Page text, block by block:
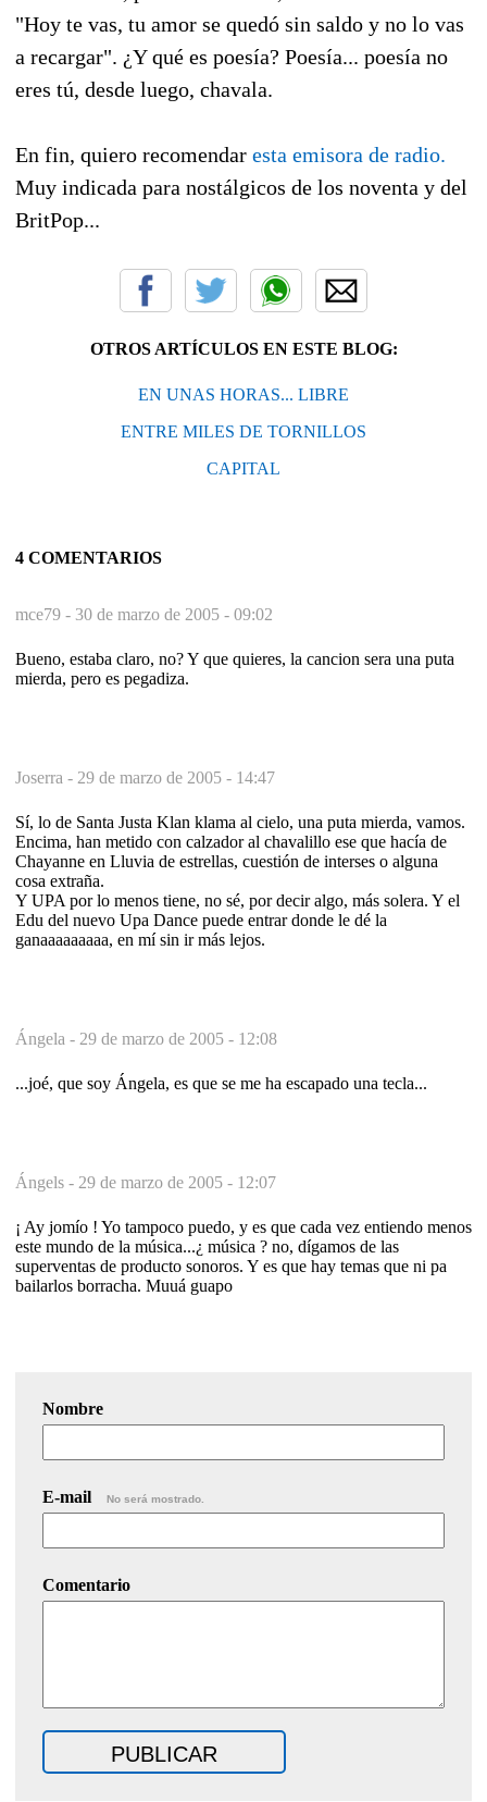
"Hoy te vas, tu amor se quedó sin saldo y no lo vas
a recargar". ¿Y qué es poesía? Poesía... poesía no
eres tú, desde luego, chavala.
En fin, quiero recomendar esta emisora de radio.
Muy indicada para nostálgicos de los noventa y del
BritPop...
OTROS ARTÍCULOS EN ESTE BLOG:
EN UNAS HORAS... LIBRE
ENTRE MILES DE TORNILLOS
CAPITAL
4 COMENTARIOS
mce79 - 30 de marzo de 2005 - 09:02
Bueno, estaba claro, no? Y que quieres, la cancion sera una puta
mierda, pero es pegadiza.
Joserra - 29 de marzo de 2005 - 14:47
Sí, lo de Santa Justa Klan klama al cielo, una puta mierda, vamos.
Encima, han metido con calzador al chavalillo ese que hacía de
Chayanne en Lluvia de estrellas, cuestión de interses o alguna
cosa extraña.
Y UPA por lo menos tiene, no sé, por decir algo, más solera. Y el
Edu del nuevo Upa Dance puede entrar donde le dé la
ganaaaaaaaaa, en mí sin ir más lejos.
Ángela - 29 de marzo de 2005 - 12:08
...joé, que soy Ángela, es que se me ha escapado una tecla...
Ángels - 29 de marzo de 2005 - 12:07
¡ Ay jomío ! Yo tampoco puedo, y es que cada vez entiendo menos
este mundo de la música...¿ música ? no, dígamos de las
superventas de producto sonoros. Y es que hay temas que ni pa
bailarlos borracha. Muuá guapo
Nombre
E-mail No será mostrado.
Comentario